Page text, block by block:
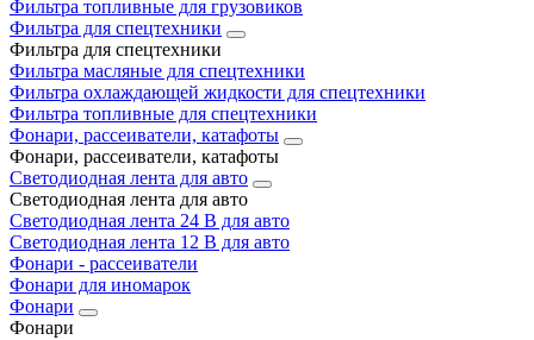
Фильтра топливные для грузовиков
Фильтра для спецтехники
Фильтра для спецтехники
Фильтра масляные для спецтехники
Фильтра охлаждающей жидкости для спецтехники
Фильтра топливные для спецтехники
Фонари, рассеиватели, катафоты
Фонари, рассеиватели, катафоты
Светодиодная лента для авто
Светодиодная лента для авто
Светодиодная лента 24 В для авто
Светодиодная лента 12 В для авто
Фонари - рассеиватели
Фонари для иномарок
Фонари
Фонари